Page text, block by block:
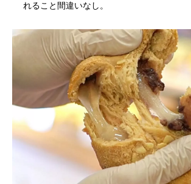
れること間違いなし。